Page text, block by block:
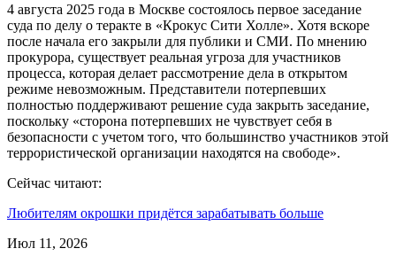
4 августа 2025 года в Москве состоялось первое заседание
суда по делу о теракте в «Крокус Сити Холле». Хотя вскоре
после начала его закрыли для публики и СМИ. По мнению
прокурора, существует реальная угроза для участников
процесса, которая делает рассмотрение дела в открытом
режиме невозможным. Представители потерпевших
полностью поддерживают решение суда закрыть заседание,
поскольку «сторона потерпевших не чувствует себя в
безопасности с учетом того, что большинство участников этой
террористической организации находятся на свободе».
Сейчас читают:
Любителям окрошки придётся зарабатывать больше
Июл 11, 2026